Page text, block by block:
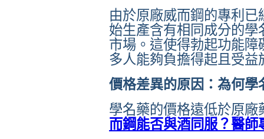
由於原廠威而鋼的專利
始生產含有相同成分的
市場。這使得勃起功能
多人能夠負擔得起且受益
價格差異的原因：為何學
學名藥的價格遠低於原
而鋼能否與酒同服？醫師